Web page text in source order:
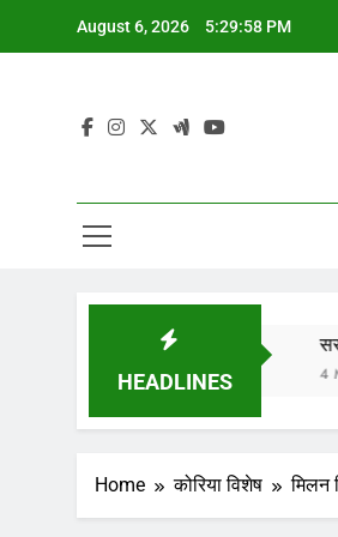
August 6, 2026 5:29:59 PM
HEADLINES
सरकारले १००
4 Months Ago
Home कोरिया विशेष मिलन